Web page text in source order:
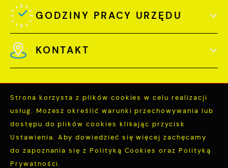
GODZINY PRACY URZĘDU
KONTAKT
Odwiedzin: 3739564
Online: 161
Strona korzysta z plików cookies w celu realizacji
usług. Możesz określić warunki przechowywania lub
dostępu do plików cookies klikając przycisk
Ustawienia. Aby dowiedzieć się więcej zachęcamy
do zapoznania się z Polityką Cookies oraz Polityką
Prywatności.